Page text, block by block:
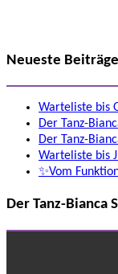
Neueste Beiträge
Warteliste bis
Der Tanz-
Der Tanz-
Warteliste bis
✨Vom
Der Tanz-Bianca